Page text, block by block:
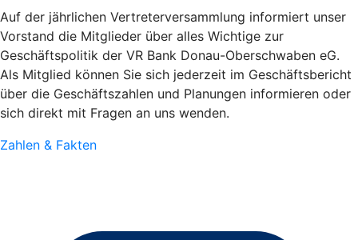
Auf der jährlichen Vertreterversammlung informiert unser
Vorstand die Mitglieder über alles Wichtige zur
Geschäftspolitik der VR Bank Donau-Oberschwaben eG.
Als Mitglied können Sie sich jederzeit im Geschäftsbericht
über die Geschäftszahlen und Planungen informieren oder
sich direkt mit Fragen an uns wenden.
Zahlen & Fakten